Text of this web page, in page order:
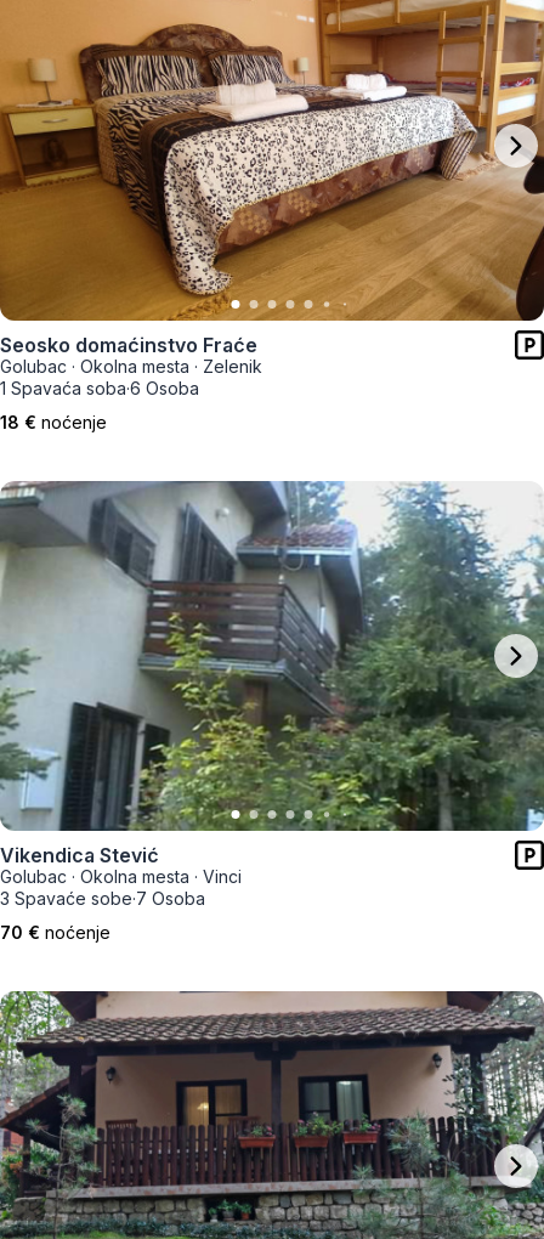
Seosko domaćinstvo Fraće
Golubac · Okolna mesta · Zelenik
1 Spavaća soba·6 Osoba
18 € noćenje
Vikendica Stević
Golubac · Okolna mesta · Vinci
3 Spavaće sobe·7 Osoba
70 € noćenje